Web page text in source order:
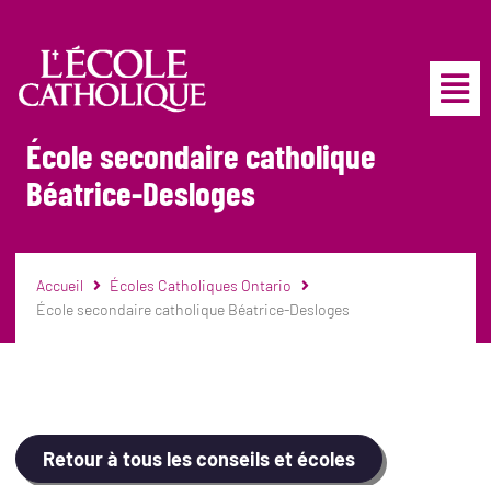
École secondaire catholique
Béatrice-Desloges
Accueil
Écoles Catholiques Ontario
École secondaire catholique Béatrice-Desloges
Retour à tous les conseils et écoles